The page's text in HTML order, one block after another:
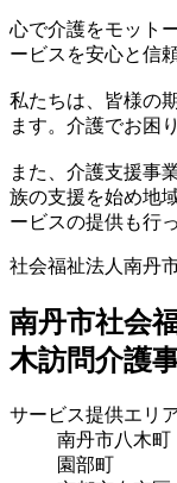
心で介護をモット
ービスを安心と信
私たちは、皆様の
ます。介護でお困
また、介護支援事
族の支援を始め地
ービスの提供も行
社会福祉法人南丹
南丹市社会
木訪問介護
サービス提供エリ
南丹市八木町
園部町